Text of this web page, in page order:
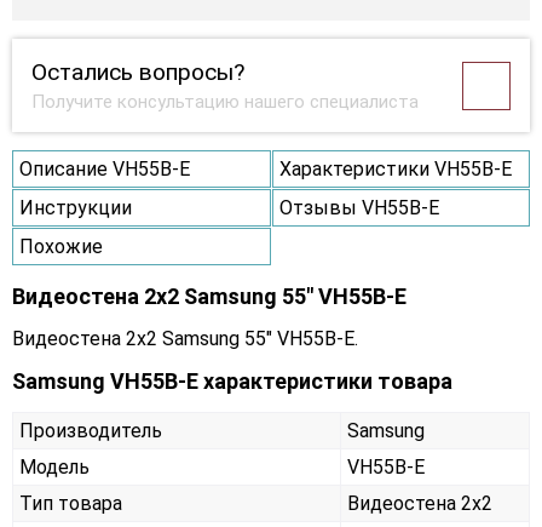
Остались вопросы?
Получите консультацию нашего специалиста
Описание VH55B-E
Характеристики VH55B-E
Инструкции
Отзывы VH55B-E
Похожие
Видеостена 2x2 Samsung 55" VH55B-E
Видеостена 2x2 Samsung 55" VH55B-E.
Samsung VH55B-E характеристики товара
Производитель
Samsung
Модель
VH55B-E
Тип товара
Видеостена 2х2